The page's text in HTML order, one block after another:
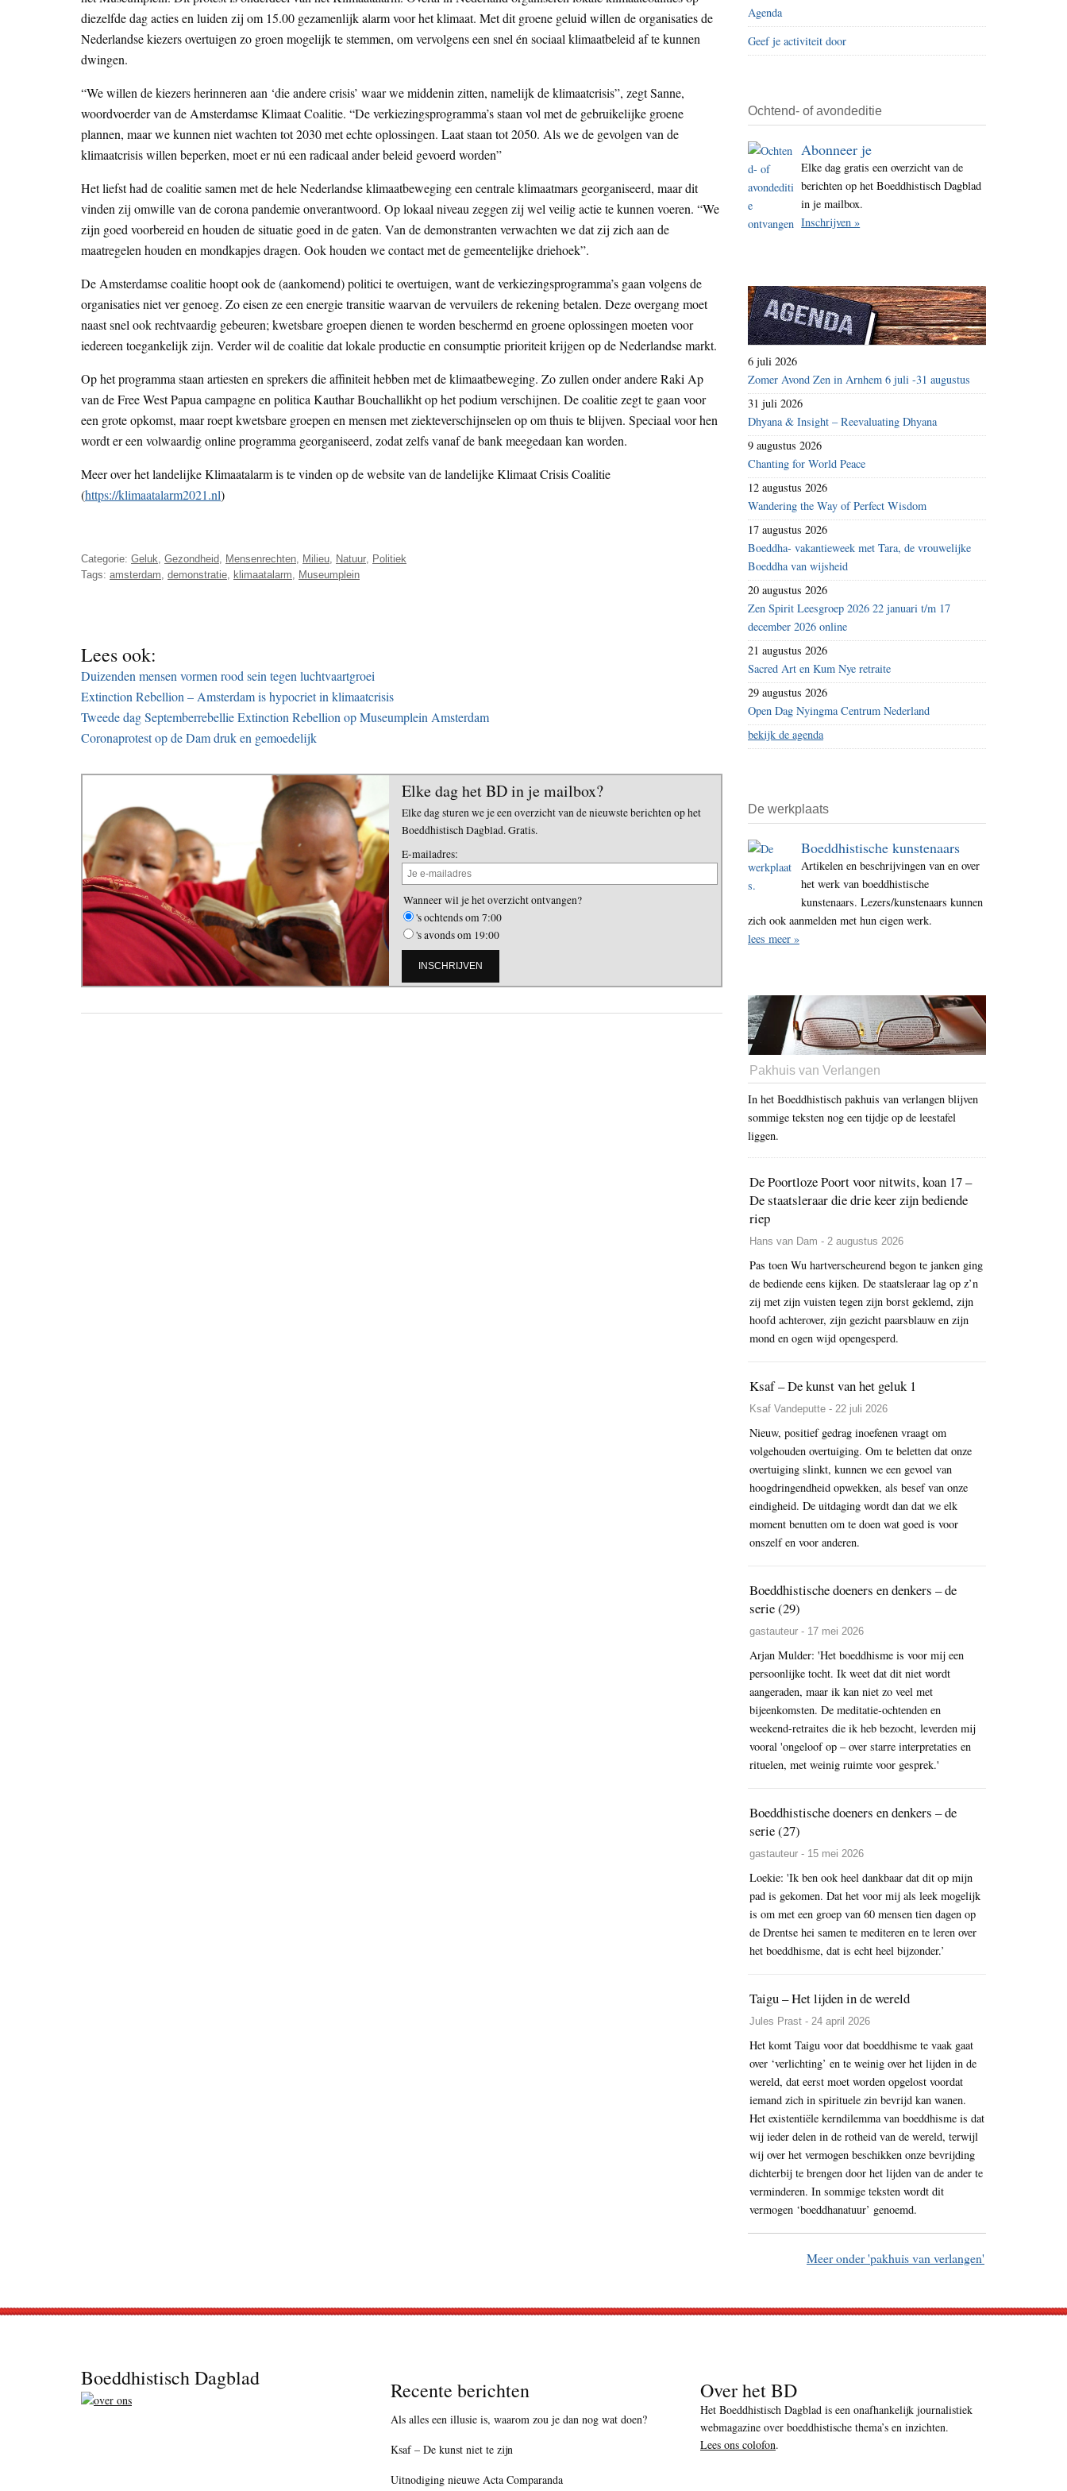
i
t
e
diezelfde dag acties en luiden zij om 15.00 gezamenlijk alarm voor het klimaat. Met dit groene geluid willen de organisaties de
Nederlandse kiezers overtuigen zo groen mogelijk te stemmen, om vervolgens een snel én sociaal klimaatbeleid af te kunnen
dwingen.
“We willen de kiezers herinneren aan ‘die andere crisis’ waar we middenin zitten, namelijk de klimaatcrisis”, zegt Sanne,
woordvoerder van de Amsterdamse Klimaat Coalitie. “De verkiezingsprogramma’s staan vol met de gebruikelijke groene
plannen, maar we kunnen niet wachten tot 2030 met echte oplossingen. Laat staan tot 2050. Als we de gevolgen van de
klimaatcrisis willen beperken, moet er nú een radicaal ander beleid gevoerd worden”
Het liefst had de coalitie samen met de hele Nederlandse klimaatbeweging een centrale klimaatmars georganiseerd, maar dit
vinden zij omwille van de corona pandemie onverantwoord. Op lokaal niveau zeggen zij wel veilig actie te kunnen voeren. “We
zijn goed voorbereid en houden de situatie goed in de gaten. Van de demonstranten verwachten we dat zij zich aan de
maatregelen houden en mondkapjes dragen. Ook houden we contact met de gemeentelijke driehoek”.
De Amsterdamse coalitie hoopt ook de (aankomend) politici te overtuigen, want de verkiezingsprogramma’s gaan volgens de
organisaties niet ver genoeg. Zo eisen ze een energie transitie waarvan de vervuilers de rekening betalen. Deze overgang moet
naast snel ook rechtvaardig gebeuren; kwetsbare groepen dienen te worden beschermd en groene oplossingen moeten voor
iedereen toegankelijk zijn. Verder wil de coalitie dat lokale productie en consumptie prioriteit krijgen op de Nederlandse markt.
Op het programma staan artiesten en sprekers die affiniteit hebben met de klimaatbeweging. Zo zullen onder andere Raki Ap
van de Free West Papua campagne en politica Kauthar Bouchallikht op het podium verschijnen. De coalitie zegt te gaan voor
een grote opkomst, maar roept kwetsbare groepen en mensen met ziekteverschijnselen op om thuis te blijven. Speciaal voor hen
wordt er een volwaardig online programma georganiseerd, zodat zelfs vanaf de bank meegedaan kan worden.
Meer over het landelijke Klimaatalarm is te vinden op de website van de landelijke Klimaat Crisis Coalitie
(https://klimaatalarm2021.nl)
Categorie: Geluk, Gezondheid, Mensenrechten, Milieu, Natuur, Politiek
Tags: amsterdam, demonstratie, klimaatalarm, Museumplein
Lees ook:
Duizenden mensen vormen rood sein tegen luchtvaartgroei
Extinction Rebellion – Amsterdam is hypocriet in klimaatcrisis
Tweede dag Septemberrebellie Extinction Rebellion op Museumplein Amsterdam
Coronaprotest op de Dam druk en gemoedelijk
Elke dag het BD in je mailbox?
Elke dag sturen we je een overzicht van de nieuwste berichten op het
Boeddhistisch Dagblad. Gratis.
E-mailadres:
Wanneer wil je het overzicht ontvangen?
's ochtends om 7:00
's avonds om 19:00
Agenda
Geef je activiteit door
Ochtend- of avondeditie
Abonneer je
Elke dag gratis een overzicht van de
berichten op het Boeddhistisch Dagblad
in je mailbox.
Inschrijven »
6 juli 2026
Zomer Avond Zen in Arnhem 6 juli -31 augustus
31 juli 2026
Dhyana & Insight – Reevaluating Dhyana
9 augustus 2026
Chanting for World Peace
12 augustus 2026
Wandering the Way of Perfect Wisdom
17 augustus 2026
Boeddha- vakantieweek met Tara, de vrouwelijke
Boeddha van wijsheid
20 augustus 2026
Zen Spirit Leesgroep 2026 22 januari t/m 17
december 2026 online
21 augustus 2026
Sacred Art en Kum Nye retraite
29 augustus 2026
Open Dag Nyingma Centrum Nederland
bekijk de agenda
De werkplaats
Boeddhistische kunstenaars
Artikelen en beschrijvingen van en over
het werk van boeddhistische
kunstenaars. Lezers/kunstenaars kunnen
zich ook aanmelden met hun eigen werk.
lees meer »
Pakhuis van Verlangen
In het Boeddhistisch pakhuis van verlangen blijven
sommige teksten nog een tijdje op de leestafel
liggen.
De Poortloze Poort voor nitwits, koan 17 –
De staatsleraar die drie keer zijn bediende
riep
Hans van Dam - 2 augustus 2026
Pas toen Wu hartverscheurend begon te janken ging
de bediende eens kijken. De staatsleraar lag op z’n
zij met zijn vuisten tegen zijn borst geklemd, zijn
hoofd achterover, zijn gezicht paarsblauw en zijn
mond en ogen wijd opengesperd.
Ksaf – De kunst van het geluk 1
Ksaf Vandeputte - 22 juli 2026
Nieuw, positief gedrag inoefenen vraagt om
volgehouden overtuiging. Om te beletten dat onze
overtuiging slinkt, kunnen we een gevoel van
hoogdringendheid opwekken, als besef van onze
eindigheid. De uitdaging wordt dan dat we elk
moment benutten om te doen wat goed is voor
onszelf en voor anderen.
Boeddhistische doeners en denkers – de
serie (29)
gastauteur - 17 mei 2026
Arjan Mulder: 'Het boeddhisme is voor mij een
persoonlijke tocht. Ik weet dat dit niet wordt
aangeraden, maar ik kan niet zo veel met
bijeenkomsten. De meditatie-ochtenden en
weekend-retraites die ik heb bezocht, leverden mij
vooral 'ongeloof op – over starre interpretaties en
rituelen, met weinig ruimte voor gesprek.'
Boeddhistische doeners en denkers – de
serie (27)
gastauteur - 15 mei 2026
Loekie: 'Ik ben ook heel dankbaar dat dit op mijn
pad is gekomen. Dat het voor mij als leek mogelijk
is om met een groep van 60 mensen tien dagen op
de Drentse hei samen te mediteren en te leren over
het boeddhisme, dat is echt heel bijzonder.’
Taigu – Het lijden in de wereld
Jules Prast - 24 april 2026
Het komt Taigu voor dat boeddhisme te vaak gaat
over ‘verlichting’ en te weinig over het lijden in de
wereld, dat eerst moet worden opgelost voordat
iemand zich in spirituele zin bevrijd kan wanen.
Het existentiële kerndilemma van boeddhisme is dat
wij ieder delen in de rotheid van de wereld, terwijl
wij over het vermogen beschikken onze bevrijding
dichterbij te brengen door het lijden van de ander te
verminderen. In sommige teksten wordt dit
vermogen ‘boeddhanatuur’ genoemd.
Meer onder 'pakhuis van verlangen'
Boeddhistisch Dagblad Recente berichten
Als alles een illusie is, waarom zou je dan nog wat doen?
Ksaf – De kunst niet te zijn
Uitnodiging nieuwe Acta Comparanda
Over het BD
Het Boeddhistisch Dagblad is een onafhankelijk journalistiek
webmagazine over boeddhistische thema’s en inzichten.
Lees ons colofon.